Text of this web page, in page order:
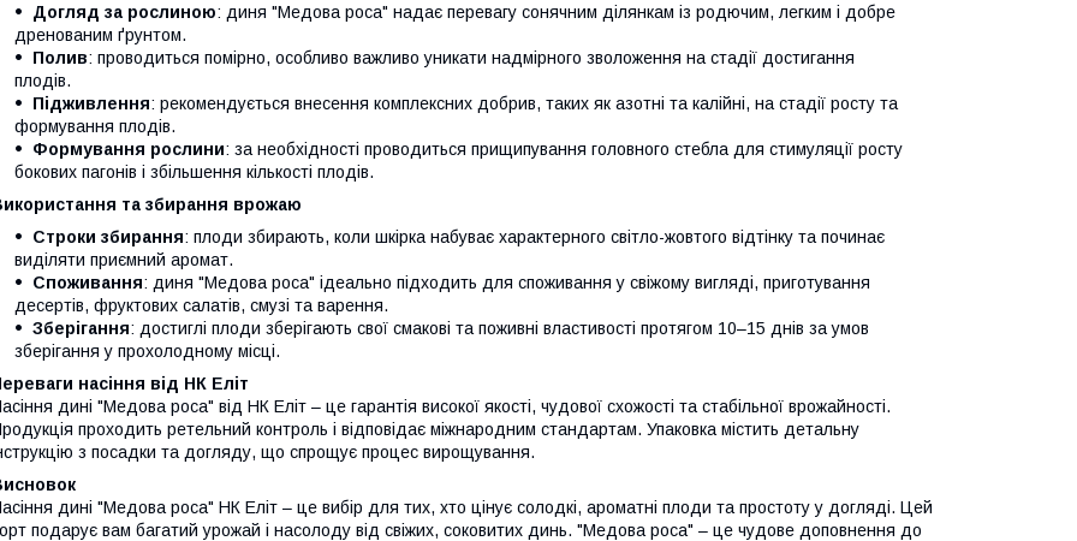
Догляд за рослиною: диня "Медова роса" надає перевагу сонячним ділянкам із родючим, легким і добре
дренованим ґрунтом.
Полив: проводиться помірно, особливо важливо уникати надмірного зволоження на стадії достигання
плодів.
Підживлення: рекомендується внесення комплексних добрив, таких як азотні та калійні, на стадії росту та
формування плодів.
Формування рослини: за необхідності проводиться прищипування головного стебла для стимуляції росту
бокових пагонів і збільшення кількості плодів.
та збирання врожаю
Строки збирання: плоди збирають, коли шкірка набуває характерного світло-жовтого відтінку та починає
виділяти приємний аромат.
Споживання: диня "Медова роса" ідеально підходить для споживання у свіжому вигляді, приготування
десертів, фруктових салатів, смузі та варення.
Зберігання: достиглі плоди зберігають свої смакові та поживні властивості протягом 10–15 днів за умов
зберігання у прохолодному місці.
насіння від НК Еліт
дині "Медова роса" від НК Еліт – це гарантія високої якості, чудової схожості та стабільної врожайності.
проходить ретельний контроль і відповідає міжнародним стандартам. Упаковка містить детальну
з посадки та догляду, що спрощує процес вирощування.
дині "Медова роса" НК Еліт – це вибір для тих, хто цінує солодкі, ароматні плоди та простоту у догляді. Цей
подарує вам багатий урожай і насолоду від свіжих, соковитих динь. "Медова роса" – це чудове доповнення до